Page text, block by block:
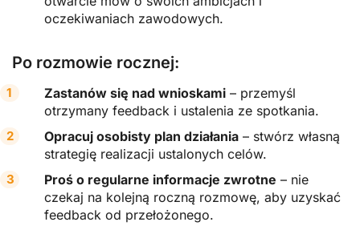
oczekiwaniach zawodowych.
Po rozmowie rocznej:
Zastanów się nad wnioskami – przemyśl
otrzymany feedback i ustalenia ze spotkania.
Opracuj osobisty plan działania – stwórz własną
strategię realizacji ustalonych celów.
Proś o regularne informacje zwrotne – nie
czekaj na kolejną roczną rozmowę, aby uzyskać
feedback od przełożonego.